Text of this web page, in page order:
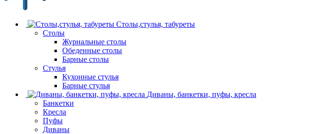
Столы,стулья, табуреты
Столы
Журнальные столы
Обеденные столы
Барные столы
Стулья
Кухонные стулья
Барные стулья
Диваны, банкетки, пуфы, кресла
Банкетки
Кресла
Пуфы
Диваны